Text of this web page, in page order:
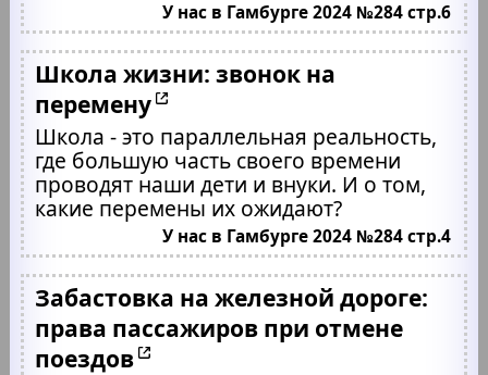
У нас в Гамбурге 2024 №284 стр.6
Школа жизни: звонок на
перемену
Школа - это параллельная реальность,
где большую часть своего времени
проводят наши дети и внуки. И о том,
какие перемены их ожидают?
У нас в Гамбурге 2024 №284 стр.4
Забастовка на железной дороге:
права пассажиров при отмене
поездов